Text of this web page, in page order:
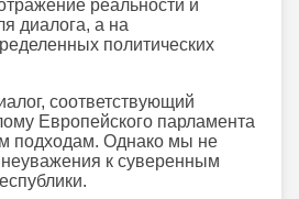
реальности и
диалога, а на
политических
соответствующий
Европейского парламента
подходам. Однако мы не
к суверенным